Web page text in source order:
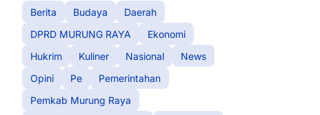
Berita Budaya
Daerah
DPRD MURUNG RAYA
Ekonomi
Hukrim
Kuliner Nasional
News
Opini
Pe
Pemerintahan
Pemkab Murung Raya